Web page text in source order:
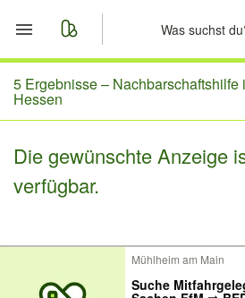
Start
Merkliste
Nachrichten
5 Ergebnisse – Nachbarschaftshilfe
Hessen
Die gewünschte Anzeige
verfügbar.
Mühlheim am Main
Suche